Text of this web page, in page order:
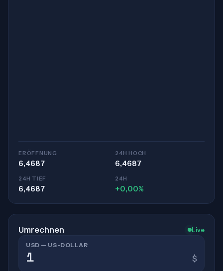
ERÖFFNUNG
6,4687
24H HOCH
6,4687
24H TIEF
6,4687
24H
+0,00%
Umrechnen Live
USD — US-DOLLAR
$